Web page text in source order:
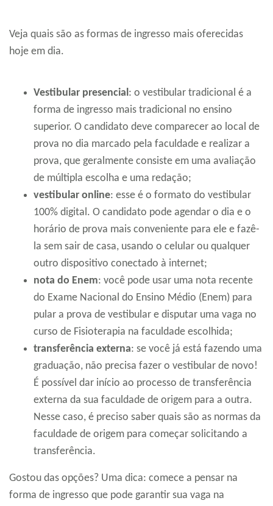
Veja quais são as formas de ingresso mais oferecidas
hoje em dia.
Vestibular presencial: o vestibular tradicional é a
forma de ingresso mais tradicional no ensino
superior. O candidato deve comparecer ao local de
prova no dia marcado pela faculdade e realizar a
prova, que geralmente consiste em uma avaliação
de múltipla escolha e uma redação;
vestibular online: esse é o formato do vestibular
100% digital. O candidato pode agendar o dia e o
horário de prova mais conveniente para ele e fazê-
la sem sair de casa, usando o celular ou qualquer
outro dispositivo conectado à internet;
nota do Enem: você pode usar uma nota recente
do Exame Nacional do Ensino Médio (Enem) para
pular a prova de vestibular e disputar uma vaga no
curso de Fisioterapia na faculdade escolhida;
transferência externa: se você já está fazendo uma
graduação, não precisa fazer o vestibular de novo!
É possível dar início ao processo de transferência
externa da sua faculdade de origem para a outra.
Nesse caso, é preciso saber quais são as normas da
faculdade de origem para começar solicitando a
transferência.
Gostou das opções? Uma dica: comece a pensar na
forma de ingresso que pode garantir sua vaga na